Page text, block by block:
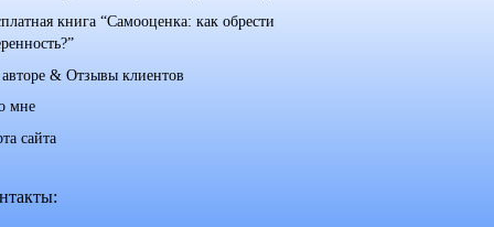
книга “Самооценка: как обрести
& Отзывы клиентов
мне
сайта